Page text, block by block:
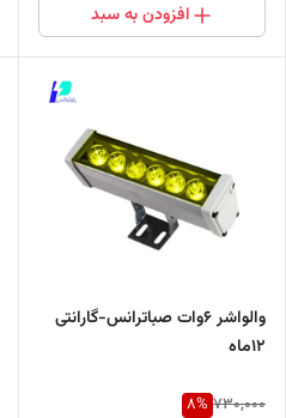
افزودن به سبد
والواشر ۶وات صباترانس-گارانتی
۱۲ماه
730,000
8%